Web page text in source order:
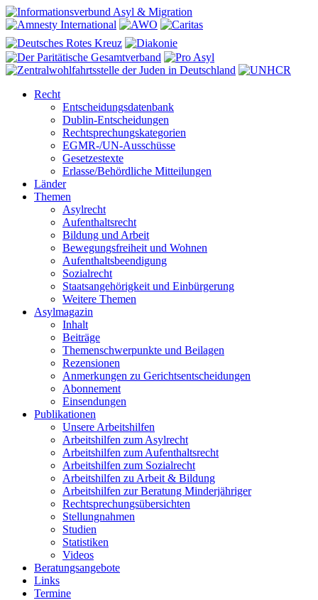
Recht
Entscheidungsdatenbank
Dublin-Entscheidungen
Rechtsprechungskategorien
EGMR-/UN-Ausschüsse
Gesetzestexte
Erlasse/Behördliche Mitteilungen
Länder
Themen
Asylrecht
Aufenthaltsrecht
Bildung und Arbeit
Bewegungsfreiheit und Wohnen
Aufenthaltsbeendigung
Sozialrecht
Staatsangehörigkeit und Einbürgerung
Weitere Themen
Asylmagazin
Inhalt
Beiträge
Themenschwerpunkte und Beilagen
Rezensionen
Anmerkungen zu Gerichtsentscheidungen
Abonnement
Einsendungen
Publikationen
Unsere Arbeitshilfen
Arbeitshilfen zum Asylrecht
Arbeitshilfen zum Aufenthaltsrecht
Arbeitshilfen zum Sozialrecht
Arbeitshilfen zu Arbeit & Bildung
Arbeitshilfen zur Beratung Minderjähriger
Rechtsprechungsübersichten
Stellungnahmen
Studien
Statistiken
Videos
Beratungsangebote
Links
Termine